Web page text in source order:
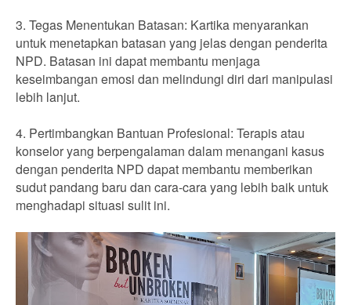
3. Tegas Menentukan Batasan: Kartika menyarankan
untuk menetapkan batasan yang jelas dengan penderita
NPD. Batasan ini dapat membantu menjaga
keseimbangan emosi dan melindungi diri dari manipulasi
lebih lanjut.
4. Pertimbangkan Bantuan Profesional: Terapis atau
konselor yang berpengalaman dalam menangani kasus
dengan penderita NPD dapat membantu memberikan
sudut pandang baru dan cara-cara yang lebih baik untuk
menghadapi situasi sulit ini.